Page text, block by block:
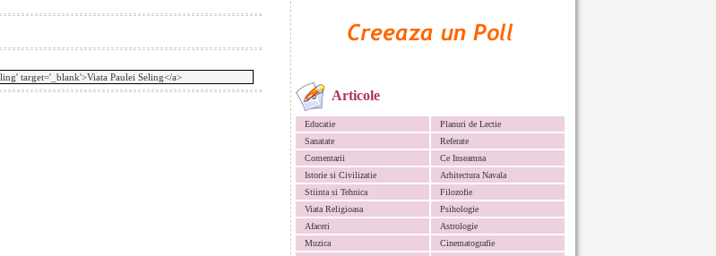
Articole
Educatie
Planuri de Lectie
Sanatate
Referate
Comentarii
Ce Inseamna
Istorie si Civilizatie
Arhitectura Navala
Stiinta si Tehnica
Filozofie
Viata Religioasa
Psihologie
Afaceri
Astrologie
Muzica
Cinematografie